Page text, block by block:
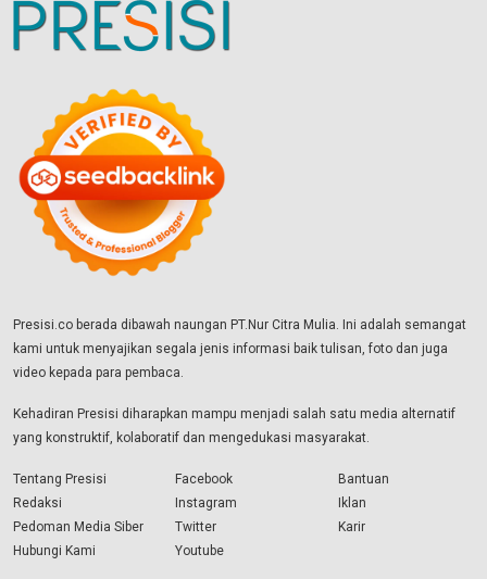
Presisi.co berada dibawah naungan PT.Nur Citra Mulia. Ini adalah semangat
kami untuk menyajikan segala jenis informasi baik tulisan, foto dan juga
video kepada para pembaca.
Kehadiran Presisi diharapkan mampu menjadi salah satu media alternatif
yang konstruktif, kolaboratif dan mengedukasi masyarakat.
Tentang Presisi
Redaksi
Pedoman Media Siber
Hubungi Kami
Facebook
Instagram
Twitter
Youtube
Bantuan
Iklan
Karir